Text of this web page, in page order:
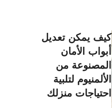
كيف يمكن تعديل
أبواب الأمان
المصنوعة من
الألمنيوم لتلبية
احتياجات منزلك